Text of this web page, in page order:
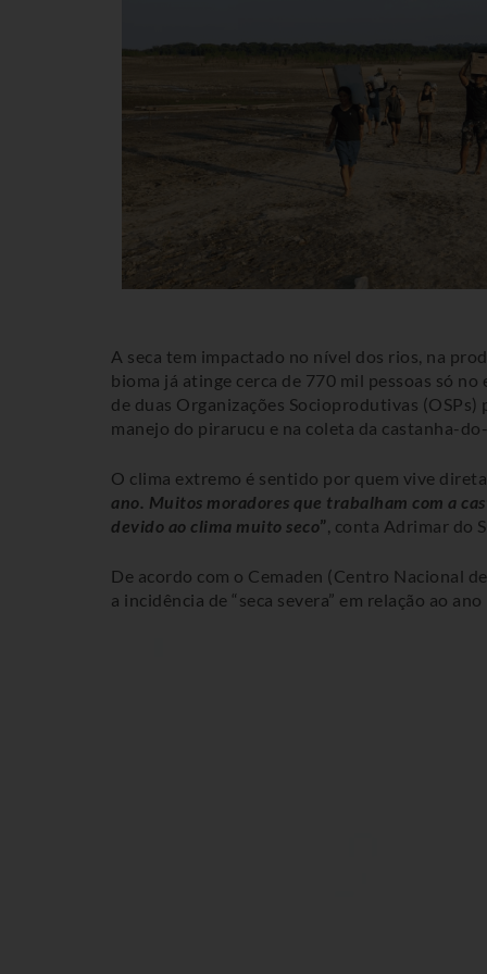
A seca tem impactado no nível dos rios, na
bioma já atinge cerca de 770 mil pessoas só
de duas Organizações Socioprodutivas
manejo do pirarucu e na coleta da castanha-
O clima extremo é sentido por quem vive
ano. Muitos moradores que trabalham com a
devido ao clima muito seco”, conta Adrimar do
De acordo com o Cemaden (Centro Nacional
a incidência de “seca severa” em relação ao